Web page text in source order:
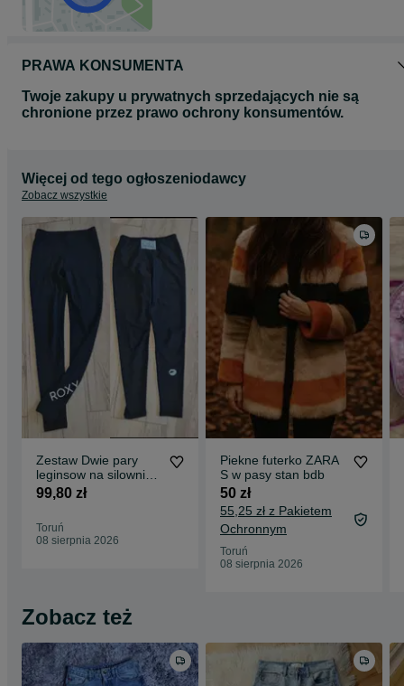
PRAWA KONSUMENTA
Twoje zakupy u prywatnych sprzedających nie są
chronione przez prawo ochrony konsumentów.
Więcej od tego ogłoszeniodawcy
Zobacz wszystkie
Zestaw Dwie pary
leginsow na silownie
xs roxy plus plny lala
stab bdb
99,80 zł
Toruń
08 sierpnia 2026
Piekne futerko ZARA
S w pasy stan bdb
50 zł
55,25 zł z Pakietem
Ochronnym
Toruń
08 sierpnia 2026
Zobacz też